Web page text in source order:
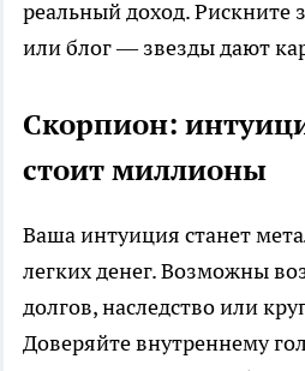
реальный доход. Рискните
или блог — звезды дают
Скорпион:
стоит миллионы
Ваша интуиция станет
легких денег. Возможны
долгов, наследство или
Доверяйте внутреннему